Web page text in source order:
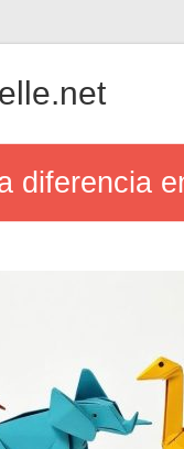
diferencia